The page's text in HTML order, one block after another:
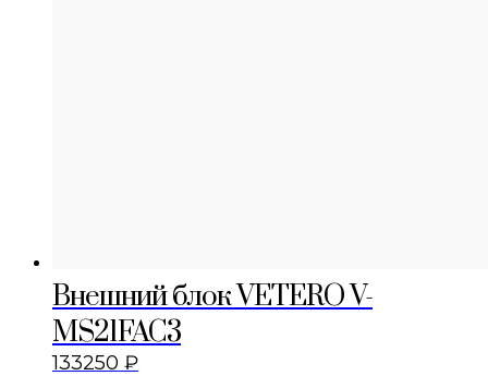
Внешний блок VETERO V-
MS21FAC3
133250 ₽